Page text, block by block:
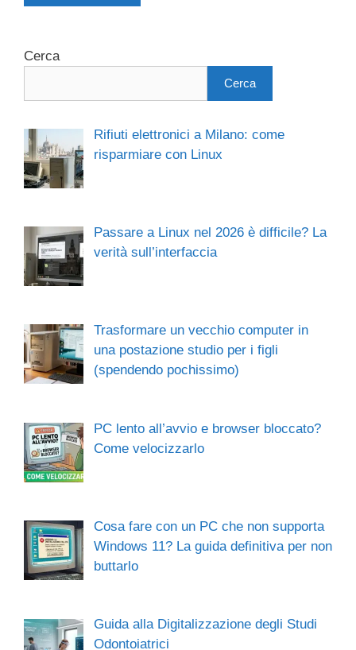
t
a
i
v
Cerca
Cerca
Rifiuti elettronici a Milano: come
risparmiare con Linux
Passare a Linux nel 2026 è difficile? La
verità sull’interfaccia
Trasformare un vecchio computer in
una postazione studio per i figli
(spendendo pochissimo)
PC lento all’avvio e browser bloccato?
Come velocizzarlo
Cosa fare con un PC che non supporta
Windows 11? La guida definitiva per non
buttarlo
Guida alla Digitalizzazione degli Studi
Odontoiatrici